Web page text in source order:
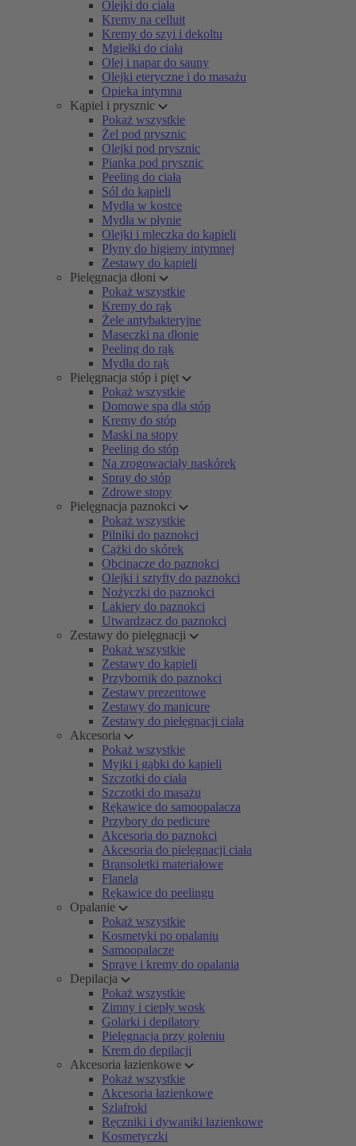
Olejki do ciała
Kremy na celluit
Kremy do szyi i dekoltu
Mgiełki do ciała
Olej i napar do sauny
Olejki eteryczne i do masażu
Opieka intymna
Kąpiel i prysznic
Pokaż wszystkie
Żel pod prysznic
Olejki pod prysznic
Pianka pod prysznic
Peeling do ciała
Sól do kąpieli
Mydła w kostce
Mydła w płynie
Olejki i mleczka do kąpieli
Płyny do higieny intymnej
Zestawy do kąpieli
Pielęgnacja dłoni
Pokaż wszystkie
Kremy do rąk
Żele antybakteryjne
Maseczki na dłonie
Peeling do rąk
Mydła do rąk
Pielęgnacja stóp i pięt
Pokaż wszystkie
Domowe spa dla stóp
Kremy do stóp
Maski na stopy
Peeling do stóp
Na zrogowaciały naskórek
Spray do stóp
Zdrowe stopy
Pielęgnacja paznokci
Pokaż wszystkie
Pilniki do paznokci
Cążki do skórek
Obcinacze do paznokci
Olejki i sztyfty do paznokci
Nożyczki do paznokci
Lakiery do paznokci
Utwardzacz do paznokci
Zestawy do pielęgnacji
Pokaż wszystkie
Zestawy do kąpieli
Przybornik do paznokci
Zestawy prezentowe
Zestawy do manicure
Zestawy do pielęgnacji ciała
Akcesoria
Pokaż wszystkie
Myjki i gąbki do kąpieli
Szczotki do ciała
Szczotki do masażu
Rękawice do samoopalacza
Przybory do pedicure
Akcesoria do paznokci
Akcesoria do pielęgnacji ciała
Bransoletki materiałowe
Flanela
Rękawice do peelingu
Opalanie
Pokaż wszystkie
Kosmetyki po opalaniu
Samoopalacze
Spraye i kremy do opalania
Depilacja
Pokaż wszystkie
Zimny i ciepły wosk
Golarki i depilatory
Pielęgnacja przy goleniu
Krem do depilacji
Akcesoria łazienkowe
Pokaż wszystkie
Akcesoria łazienkowe
Szlafroki
Ręczniki i dywaniki łazienkowe
Kosmetyczki